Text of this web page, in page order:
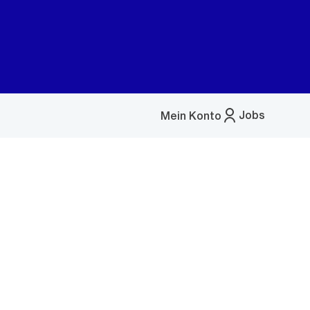
Jobs
Mein Konto
Menü